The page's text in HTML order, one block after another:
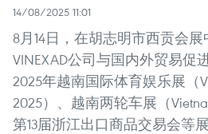
14/08/2025 11:01
8月14日，在胡志明市西贡会展
VINEXAD公司与国内外贸易促
2025年越南国际体育娱乐展（
2025）、越南两轮车展（
第13届浙江出口商品交易会等